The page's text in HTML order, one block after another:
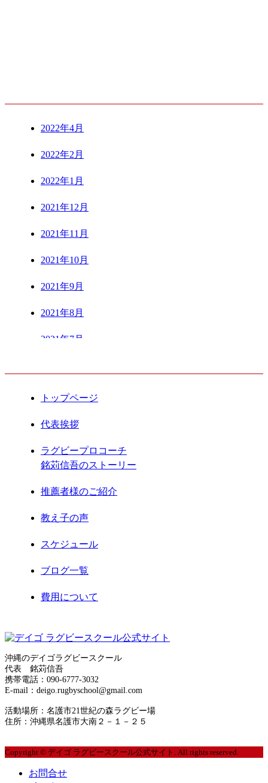
2022年4月
2022年2月
2022年1月
2021年12月
2021年11月
2021年10月
2021年9月
2021年8月
2021年7月
2021年5月
2021年4月
2021年3月
2021年2月
2021年1月
2020年12月
2020年11月
2020年8月
2020年7月
2020年5月
2020年4月
2020年3月
2020年1月
トップページ
代表挨拶
ラグビープロコーチ
銘苅信吾のストーリー
推薦者様のご紹介
教え子の声
スケジュール
ブログ一覧
費用について
運営者情報
沖縄のデイゴラグビースクール
代表 銘苅信吾
携帯電話：090-6777-3032
E-mail：deigo.rugbyschool@gmail.com
活動場所：名護市21世紀の森ラグビー場
住所：沖縄県名護市大南２－１－２５
Copyright © デイゴ ラグビースクール公式サイト. All rights reserved.
お問合せ